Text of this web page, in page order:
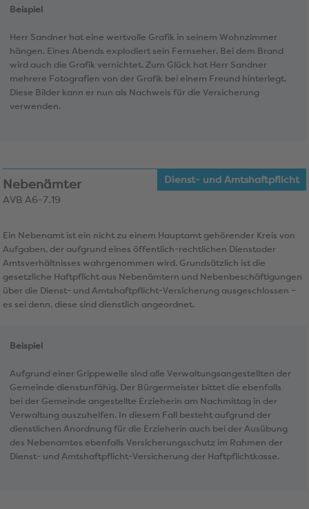
Beispiel
Herr Sandner hat eine wertvolle Grafik in seinem Wohnzimmer
hängen. Eines Abends explodiert sein Fernseher. Bei dem Brand
wird auch die Grafik vernichtet. Zum Glück hat Herr Sandner
mehrere Fotografien von der Grafik bei einem Freund hinterlegt.
Diese Bilder kann er nun als Nachweis für die Versicherung
verwenden.
Dienst- und Amtshaftpflicht
Nebenämter
AVB A6-7.19
Ein Nebenamt ist ein nicht zu einem Hauptamt gehörender Kreis von
Aufgaben, der aufgrund eines öffentlich-rechtlichen Dienstoder
Amtsverhältnisses wahrgenommen wird. Grundsätzlich ist die
gesetzliche Haftpflicht aus Nebenämtern und Nebenbeschäftigungen
über die Dienst- und Amtshaftpflicht-Versicherung ausgeschlossen –
es sei denn, diese sind dienstlich angeordnet.
Beispiel
Aufgrund einer Grippewelle sind alle Verwaltungsangestellten der
Gemeinde dienstunfähig. Der Bürgermeister bittet die ebenfalls
bei der Gemeinde angestellte Erzieherin am Nachmittag in der
Verwaltung auszuhelfen. In diesem Fall besteht aufgrund der
dienstlichen Anordnung für die Erzieherin auch bei der Ausübung
des Nebenamtes ebenfalls Versicherungsschutz im Rahmen der
Dienst- und Amtshaftpflicht-Versicherung der Haftpflichtkasse.